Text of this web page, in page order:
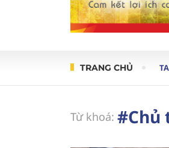
TRANG CHỦ
Từ khoá: #Chủ